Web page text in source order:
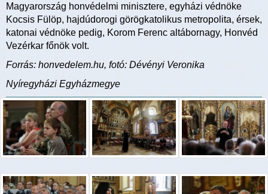
Magyarország honvédelmi minisztere, egyházi védnöke
Kocsis Fülöp, hajdúdorogi görögkatolikus metropolita, érsek,
katonai védnöke pedig, Korom Ferenc altábornagy, Honvéd
Vezérkar főnök volt.
Forrás: honvedelem.hu, fotó: Dévényi Veronika
Nyíregyházi Egyházmegye